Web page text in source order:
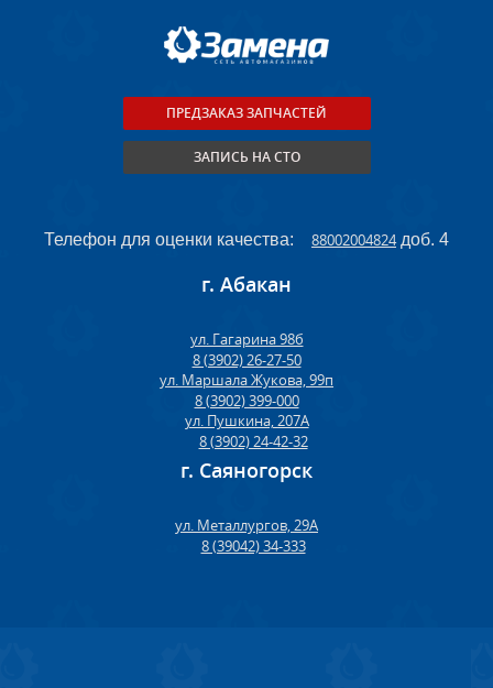
ПРЕДЗАКАЗ ЗАПЧАСТЕЙ
ЗАПИСЬ НА СТО
Телефон для оценки качества: 88002004824доб. 4
г. Абакан
ул. Гагарина 98б
8 (3902) 26-27-50
ул. Маршала Жукова, 99п
8 (3902) 399-000
ул. Пушкина, 207А
8 (3902) 24-42-32
г. Саяногорск
ул. Металлургов, 29А
8 (39042) 34-333